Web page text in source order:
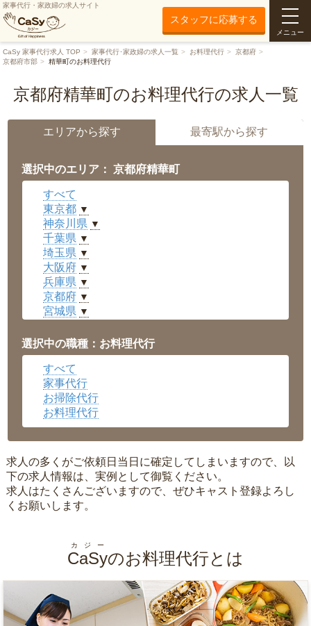
家事代行・家政婦の求人サイト
スタッフに応募する
メニュー
CaSy 家事代行求人 TOP 家事代行･家政婦の求人一覧 お料理代行
京都府
京都府市部
精華町のお料理代行
京都府精華町のお料理代行の求人一覧
エリアから探す 最寄駅から探す
選択中のエリア： 京都府精華町
すべて
東京都 ▼
神奈川県 ▼
千葉県 ▼
埼玉県 ▼
大阪府 ▼
兵庫県 ▼
京都府 ▼
宮城県 ▼
福井県 ▼
岡山県 ▼
広島県
沖縄県 ▼
選択中の職種：お料理代行
すべて
家事代行
お掃除代行
お料理代行
求人の多くがご依頼日当日に確定してしまいますので、以
下の求人情報は、実例として御覧ください。
求人はたくさんございますので、ぜひキャスト登録よろし
くお願いします。
CaSy
カジー
のお料理代行とは